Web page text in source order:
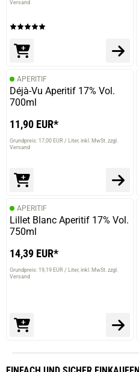
Versand
APERITIF
Déjà-Vu Aperitif 17% Vol.
700ml
11,90 EUR*
Grundpreis: 17,00 EUR / Liter inkl. MwSt. zzgl.
Versand
APERITIF
Lillet Blanc Aperitif 17% Vol.
750ml
14,39 EUR*
Grundpreis: 19,19 EUR / Liter inkl. MwSt. zzgl.
Versand